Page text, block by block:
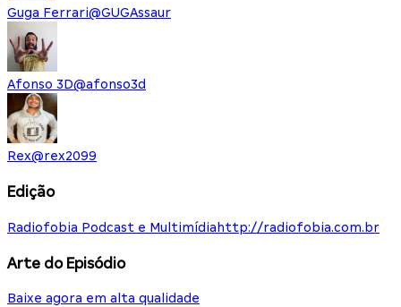
Guga Ferrari@GUGAssaur
Afonso 3D@afonso3d
Rex@rex2099
Edição
Radiofobia Podcast e Multimídia http://radiofobia.com.br
Arte do Episódio
Baixe agora em alta qualidade